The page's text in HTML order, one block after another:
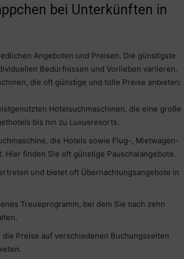
bei Unterkünften in
Angeboten und Preisen. Die günstigste
Bedürfnissen und Vorlieben variieren.
die oft günstige und tolle Preise anbieten:
Hotelsuchmaschinen, die eine große
bis hin zu Luxusresorts.
die Hotels sowie Flug-, Mietwagen-
finden Sie oft günstige Pauschalangebote.
und bietet oft Übernachtungsangebote in
Treueprogramm, bei dem Sie nach zehn
Preise auf verschiedenen Buchungsseiten